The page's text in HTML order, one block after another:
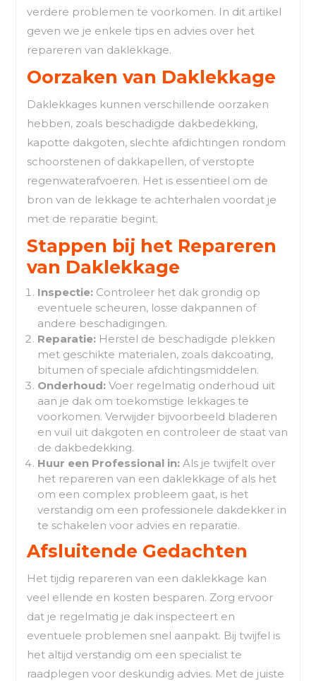
verdere problemen te voorkomen. In dit artikel
geven we je enkele tips en advies over het
repareren van daklekkage.
Oorzaken van Daklekkage
Daklekkages kunnen verschillende oorzaken
hebben, zoals beschadigde dakbedekking,
kapotte dakgoten, slechte afdichtingen rondom
schoorstenen of dakkapellen, of verstopte
regenwaterafvoeren. Het is essentieel om de
bron van de lekkage te achterhalen voordat je
met de reparatie begint.
Stappen bij het Repareren
van Daklekkage
Inspectie: Controleer het dak grondig op
eventuele scheuren, losse dakpannen of
andere beschadigingen.
Reparatie: Herstel de beschadigde plekken
met geschikte materialen, zoals dakcoating,
bitumen of speciale afdichtingsmiddelen.
Onderhoud: Voer regelmatig onderhoud uit
aan je dak om toekomstige lekkages te
voorkomen. Verwijder bijvoorbeeld bladeren
en vuil uit dakgoten en controleer de staat van
de dakbedekking.
Huur een Professional in: Als je twijfelt over
het repareren van een daklekkage of als het
om een complex probleem gaat, is het
verstandig om een professionele dakdekker in
te schakelen voor advies en reparatie.
Afsluitende Gedachten
Het tijdig repareren van een daklekkage kan
veel ellende en kosten besparen. Zorg ervoor
dat je regelmatig je dak inspecteert en
eventuele problemen snel aanpakt. Bij twijfel is
het altijd verstandig om een specialist te
raadplegen voor deskundig advies. Met de juiste